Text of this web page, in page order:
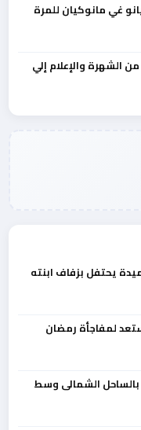
غي مانوكيان للمرة
الشهرة والإعلام إلي
يحتفل بزفاف ابنته
لمفاجأة رمضان
بالساحل الشمالى وسط